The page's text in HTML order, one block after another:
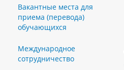
Вакантные места для
приема (перевода)
обучающихся
Международное
сотрудничество